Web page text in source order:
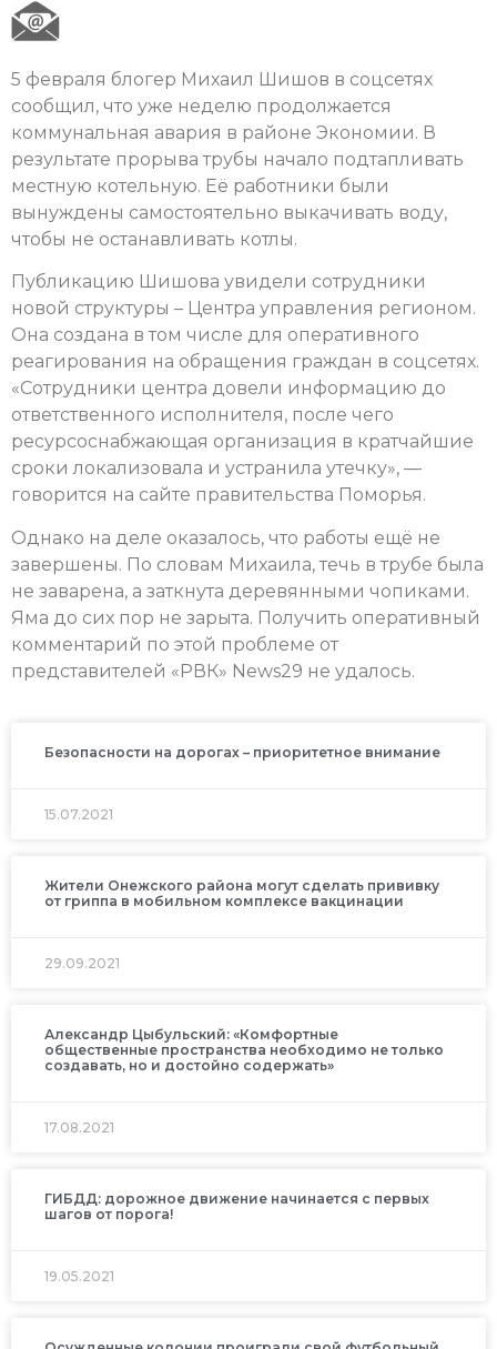
5 февраля блогер Михаил Шишов в соцсетях
сообщил, что уже неделю продолжается
коммунальная авария в районе Экономии. В
результате прорыва трубы начало подтапливать
местную котельную. Её работники были
вынуждены самостоятельно выкачивать воду,
чтобы не останавливать котлы.
Публикацию Шишова увидели сотрудники
новой структуры – Центра управления регионом.
Она создана в том числе для оперативного
реагирования на обращения граждан в соцсетях.
«Сотрудники центра довели информацию до
ответственного исполнителя, после чего
ресурсоснабжающая организация в кратчайшие
сроки локализовала и устранила утечку», —
говорится на сайте правительства Поморья.
Однако на деле оказалось, что работы ещё не
завершены. По словам Михаила, течь в трубе была
не заварена, а заткнута деревянными чопиками.
Яма до сих пор не зарыта. Получить оперативный
комментарий по этой проблеме от
представителей «РВК» News29 не удалось.
Безопасности на дорогах – приоритетное внимание
15.07.2021
Жители Онежского района могут сделать прививку
от гриппа в мобильном комплексе вакцинации
29.09.2021
Александр Цыбульский: «Комфортные
общественные пространства необходимо не только
создавать, но и достойно содержать»
17.08.2021
ГИБДД: дорожное движение начинается с первых
шагов от порога!
19.05.2021